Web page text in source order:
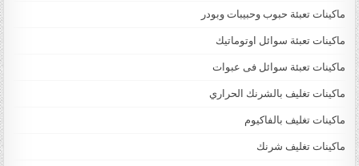
ماكينات تعبئة حبوب وحبيبات وبودر
ماكينات تعبئة سوائل اوتوماتيك
ماكينات تعبئة سوائل فى عبوات
ماكينات تغليف بالشرنك الحراري
ماكينات تغليف بالفاكيوم
ماكينات تغليف شرنك